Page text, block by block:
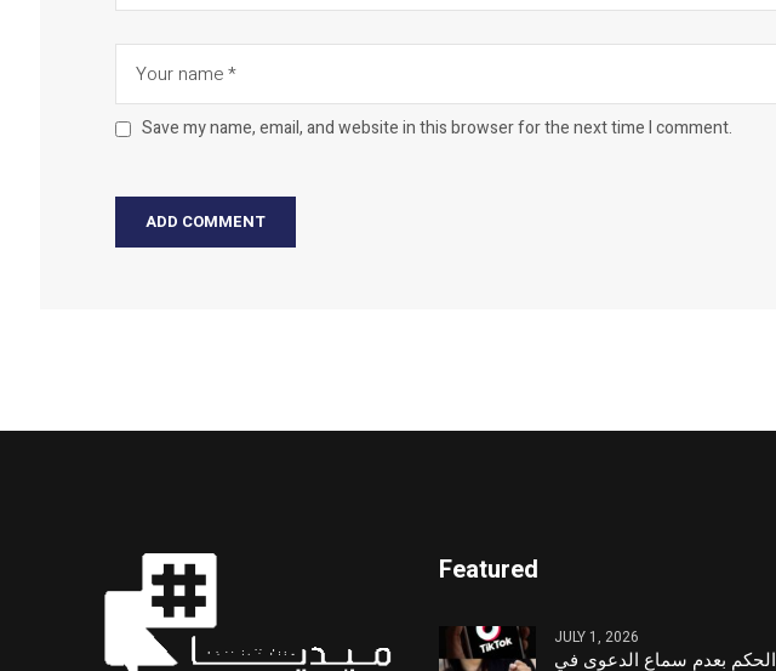
Save my name, email, and website in this browser for the next time I comment.
Featured
JULY 1, 2026
الحكم بعدم سماع الدعوى في